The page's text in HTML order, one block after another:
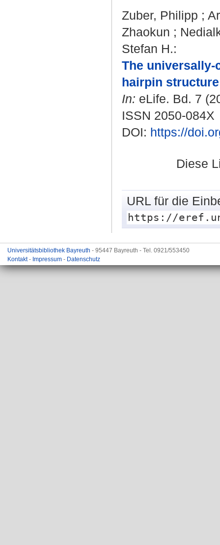
Zuber, Philipp ;
Zhaokun ;
Stefan H.:
The
hairpin
In: eLife. Bd. 7
ISSN 2050-084X
DOI: https://
Diese
URL für die
https://
Universitätsbibliothek Bayreuth - 95447 Bayreuth - Tel. 0921/553450
Kontakt- Impressum - Datenschutz